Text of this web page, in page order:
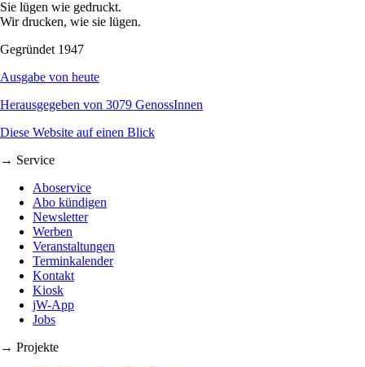
Sie lügen wie gedruckt.
Wir drucken, wie sie lügen.
Gegründet 1947
Ausgabe von heute
Herausgegeben von 3079 GenossInnen
Diese Website auf einen Blick
→ Service
Aboservice
Abo kündigen
Newsletter
Werben
Veranstaltungen
Terminkalender
Kontakt
Kiosk
jW-App
Jobs
→ Projekte